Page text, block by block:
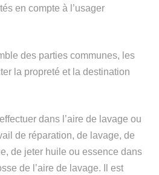
en compte à l’usager
des parties communes, les
la propreté et la destination
dans l’aire de lavage ou
de réparation, de lavage, de
de jeter huile ou essence dans
de l’aire de lavage. Il est